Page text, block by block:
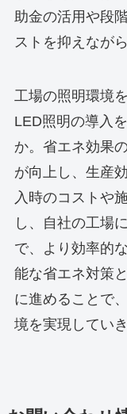
助金の活用や段
ストを抑えなが
工場の照明環境
LED照明の導入
か。省エネ効果
が向上し、生産
入時のコストや
し、自社の工場
で、より効率的
能な省エネ対策
に進めることで
境を実現してい